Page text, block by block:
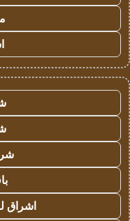
اشراق